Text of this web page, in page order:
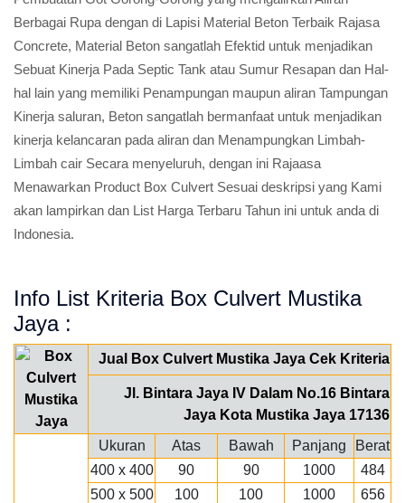
Berbagai Rupa dengan di Lapisi Material Beton Terbaik Rajasa
Concrete, Material Beton sangatlah Efektid untuk menjadikan
Sebuat Kinerja Pada Septic Tank atau Sumur Resapan dan Hal-
hal lain yang memiliki Penampungan maupun aliran Tampungan
Kinerja saluran, Beton sangatlah bermanfaat untuk menjadikan
kinerja kelancaran pada aliran dan Menampungkan Limbah-
Limbah cair Secara menyeluruh, dengan ini Rajaasa
Menawarkan Product Box Culvert Sesuai deskripsi yang Kami
akan lampirkan dan List Harga Terbaru Tahun ini untuk anda di
Indonesia.
Info List Kriteria Box Culvert Mustika
Jaya :
Jual Box Culvert Mustika Jaya Cek Kriteria
Jl. Bintara Jaya IV Dalam No.16 Bintara
Jaya Kota Mustika Jaya 17136
Ukuran
Atas Bawah Panjang
Berat
400 x 400
90 90 1000
484
500 x 500
100 100 1000
656